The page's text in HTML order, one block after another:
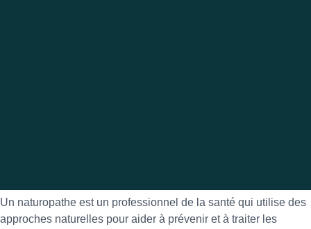
Un naturopathe est un professionnel de la santé qui utilise des
approches naturelles pour aider à prévenir et à traiter les